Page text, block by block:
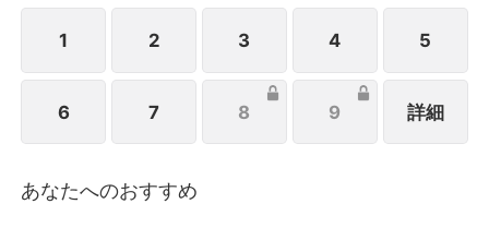
れて彼女 を守ってくれる。そんな中で、二人の心の
距 離も徐々に縮まっていく――。
1 2 3 4 5
6 7 8 9 詳細
あなたへのおすすめ